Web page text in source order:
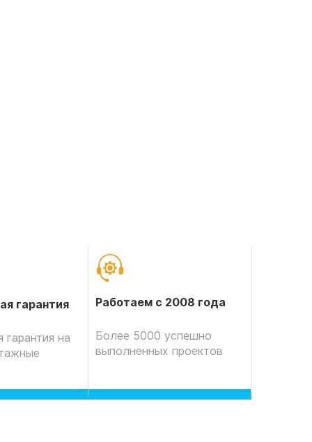
гарантия
гарантия на
Работаем с 2008 года
Более 5000 успешно
выполненных проектов